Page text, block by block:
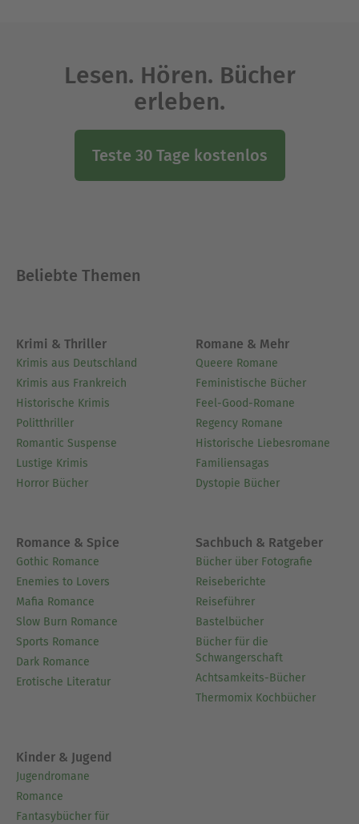
Lesen. Hören. Bücher
erleben.
Teste 30 Tage kostenlos
Beliebte Themen
Krimi & Thriller
Krimis aus Deutschland
Krimis aus Frankreich
Historische Krimis
Politthriller
Romantic Suspense
Lustige Krimis
Horror Bücher
Romane & Mehr
Queere Romane
Feministische Bücher
Feel-Good-Romane
Regency Romane
Historische Liebesromane
Familiensagas
Dystopie Bücher
Romance & Spice
Gothic Romance
Enemies to Lovers
Mafia Romance
Slow Burn Romance
Sports Romance
Dark Romance
Erotische Literatur
Sachbuch & Ratgeber
Bücher über Fotografie
Reiseberichte
Reiseführer
Bastelbücher
Bücher für die
Schwangerschaft
Achtsamkeits-Bücher
Thermomix Kochbücher
Kinder & Jugend
Jugendromane
Romance
Fantasybücher für